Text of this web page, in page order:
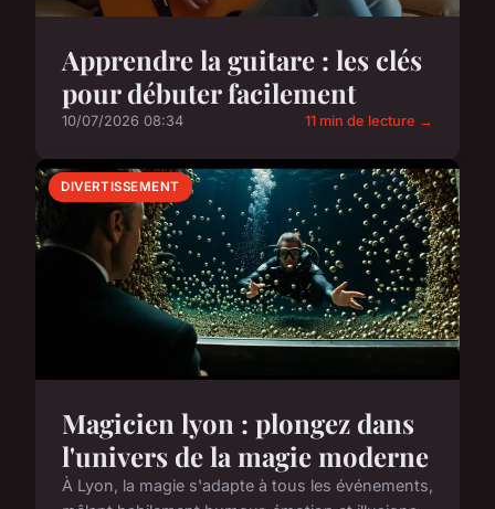
Apprendre la guitare : les clés
pour débuter facilement
10/07/2026 08:34 11 min de lecture →
DIVERTISSEMENT
Magicien lyon : plongez dans
l'univers de la magie moderne
À Lyon, la magie s'adapte à tous les événements,